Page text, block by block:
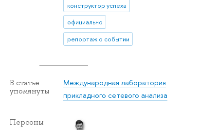
конструктор успеха
официально
репортаж о событии
В статье
упомянуты
Международная лаборатория
прикладного сетевого анализа
Персоны